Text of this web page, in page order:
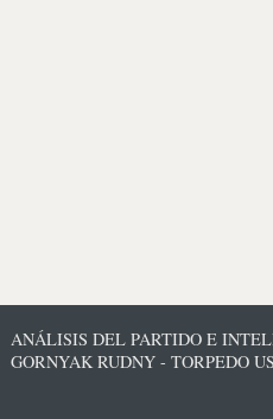
ANÁLISIS DEL PARTIDO E
GORNYAK RUDNY - TORPEDO